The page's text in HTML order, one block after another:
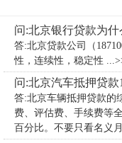
问:北京银行贷款为
答:北京贷款公司（
性，连续性，稳定性
问:北京汽车抵押贷
答:北京车辆抵押贷款
费、评估费、手续费等
百分比。不要只看名义